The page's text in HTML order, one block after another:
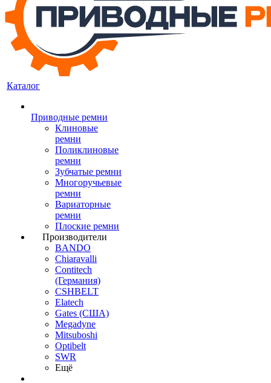
Каталог
Приводные ремни
Клиновые
ремни
Поликлиновые
ремни
Зубчатые ремни
Многоручьевые
ремни
Вариаторные
ремни
Плоские ремни
Производители
BANDO
Chiaravalli
Contitech
(Германия)
CSHBELT
Elatech
Gates (США)
Megadyne
Mitsuboshi
Optibelt
SWR
Ещё